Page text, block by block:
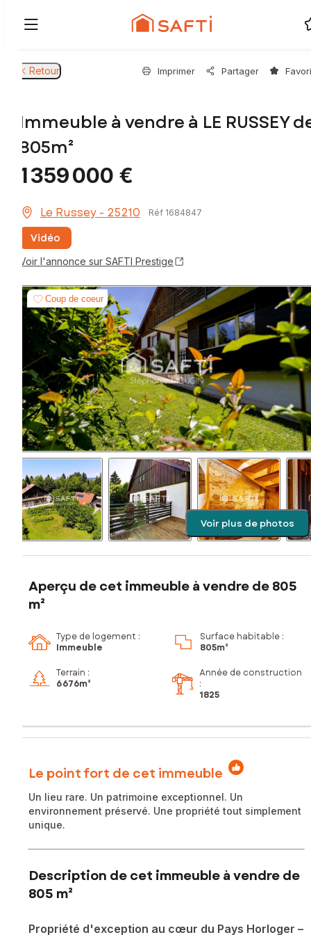
Retour Imprimer Partager
Immeuble à vendre à LE RUSSEY
805m²
1 359 000 €
Le Russey - 25210 Réf 1684847
Vidéo
Voir l'annonce sur SAFTI Prestige
Coup de coeur
Voir plus de photos
Aperçu de cet immeuble à vendre de 805
m²
Type de logement :
Immeuble
Surface habitable :
805m²
Terrain :
6 676m²
Année de construction
:
1825
Le point fort de cet immeuble
Un lieu rare. Un patrimoine exceptionnel. Un
environnement préservé. Une propriété tout simplement
unique.
Description de cet immeuble à vendre de
805 m²
Propriété d'exception au cœur du Pays Horloger –